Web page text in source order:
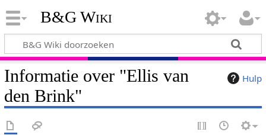
B&G Wiki
Hulp
Informatie over "Ellis van
den Brink"